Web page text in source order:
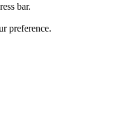
bar.
preference.